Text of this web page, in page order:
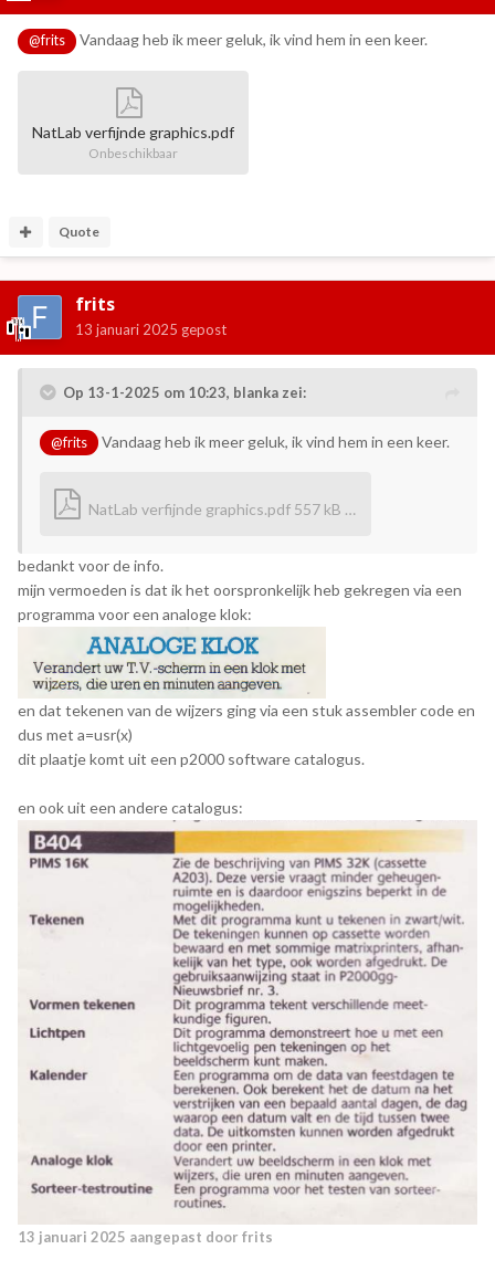
@frits Vandaag heb ik meer geluk, ik vind hem in een keer.
NatLab verfijnde graphics.pdf
Onbeschikbaar
Quote
frits
13 januari 2025 gepost
Op 13-1-2025 om 10:23, blanka zei:
@frits Vandaag heb ik meer geluk, ik vind hem in een keer.
NatLab verfijnde graphics.pdf 557 kB · 4 downloads
bedankt voor de info.
mijn vermoeden is dat ik het oorspronkelijk heb gekregen via een
programma voor een analoge klok:
en dat tekenen van de wijzers ging via een stuk assembler code en
dus met a=usr(x)
dit plaatje komt uit een p2000 software catalogus.
en ook uit een andere catalogus:
13 januari 2025 aangepast door frits